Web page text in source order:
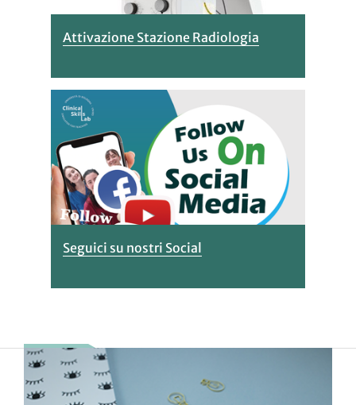
Attivazione Stazione Radiologia
Seguici su nostri Social